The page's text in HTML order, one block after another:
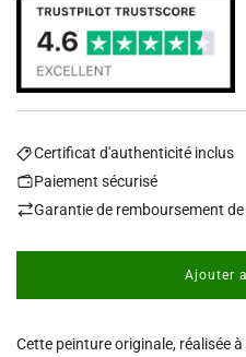
Certificat d'authenticité inclus
Paiement sécurisé
Garantie de remboursement
Ajouter
Cette peinture originale, réalisée